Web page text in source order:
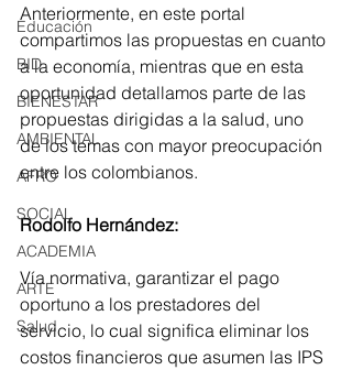
Educación
BID
BIENESTAR
AMBIENTAL
AFRO
SOCIAL
ACADEMIA
ARTE
Salud
Anteriormente, en este portal
compartimos las propuestas en cuanto
a la economía, mientras que en esta
oportunidad detallamos parte de las
propuestas dirigidas a la salud, uno
de los temas con mayor preocupación
entre los colombianos.
Rodolfo Hernández:
Vía normativa, garantizar el pago
oportuno a los prestadores del
servicio, lo cual significa eliminar los
costos financieros que asumen las IPS